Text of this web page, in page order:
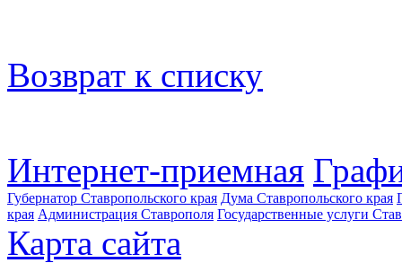
Возврат к списку
Интернет-приемная
Губернатор Ставропольского края Дума Ставропольского края
края Администрация Ставрополя Государственные услуги
Карта сайта